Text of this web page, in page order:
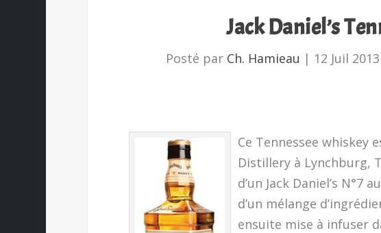
Jack Daniel’s
Posté par Ch. Hamieau | 12 Juil 2013
Ce Tennessee whiskey
Distillery à Lynchburg,
d’un Jack Daniel’s
d’un mélange
ensuite mise à infuser